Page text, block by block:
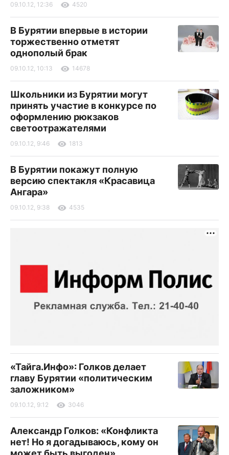
09.10.12, 12:36 4520
В Бурятии впервые в истории
торжественно отметят
однополый брак
09.10.12, 10:13 14678
Школьники из Бурятии могут
принять участие в конкурсе по
оформлению рюкзаков
светоотражателями
09.10.12, 9:46 1813
В Бурятии покажут полную
версию спектакля «Красавица
Ангара»
09.10.12, 9:38 4535
«Тайга.Инфо»: Голков делает
главу Бурятии «политическим
заложником»
09.10.12, 9:12 3046
Александр Голков: «Конфликта
нет! Но я догадываюсь, кому он